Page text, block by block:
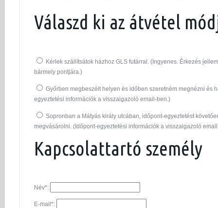
Válaszd ki az átvétel
Kérlek szállítsátok házhoz GLS futárral. (Ingyenes. Érkezés
bármely pontjára.)
Győrben megbeszélt helyen és időben szeretném megnézni és
egyeztetési információk a visszaigazoló email-ben.)
Sopronban a Mátyás király utcában, időpont-egyeztetést
megvásárolni. (Időpont-egyeztetési információk a visszaigazoló
Kapcsolattartó személy
Név*:
E-mail*: